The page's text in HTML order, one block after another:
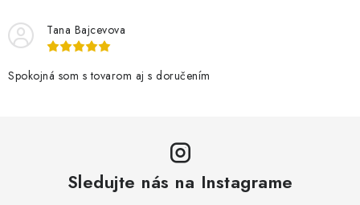
Tana Bajcevova
Spokojná som s tovarom aj s doručením
Sledujte nás na Instagrame